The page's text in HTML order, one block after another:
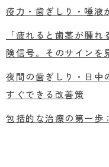
疫力・歯ぎしり・唾液
「疲れると歯茎が腫
険信号。そのサインを
夜間の歯ぎしり・日中
すぐできる改善策
包括的な治療の第一歩